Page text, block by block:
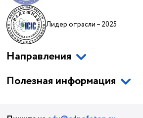
Лидер отрасли – 2025
Направления
Полезная информация